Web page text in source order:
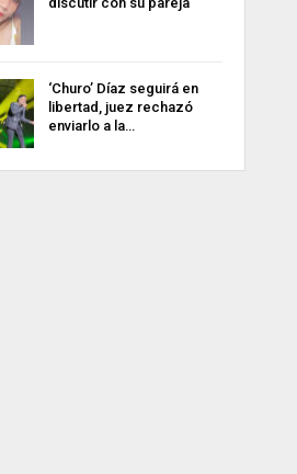
‘Churo’ Díaz seguirá en
libertad, juez rechazó
enviarlo a la…